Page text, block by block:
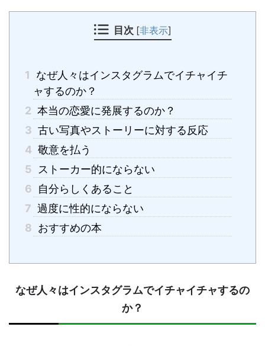
目次 [非表示]
1
なぜ人々はインスタグラムでイチャイチ
ャするのか？
2 本当の恋愛に発展するのか？
3 古い写真やストーリーに対する反応
4 敬意を払う
5
ストーカー的にならない
6
自分らしくあること
7 過度に性的にならない
8 おすすめの本
なぜ人々はインスタグラムでイチャイチャするの
か？